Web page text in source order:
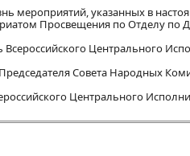
мероприятий, указанных в
Просвещения по Отделу по
Всероссийского Центрального
Совета Народных
Центрального